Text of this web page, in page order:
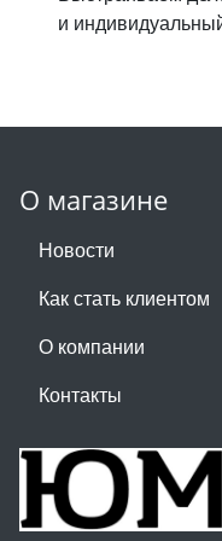
и
О магазине
Новости
Как стать клиентом
О компании
Контакты